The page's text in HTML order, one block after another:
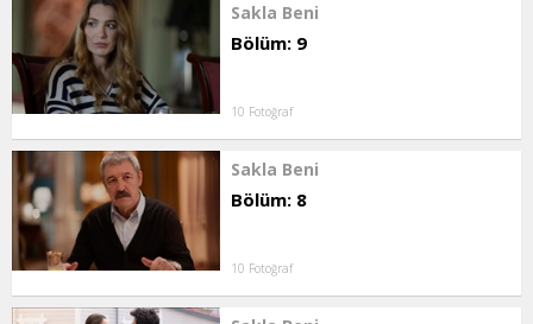
Sakla Beni
Bölüm: 9
10 Fotoğraf
Sakla Beni
Bölüm: 8
10 Fotoğraf